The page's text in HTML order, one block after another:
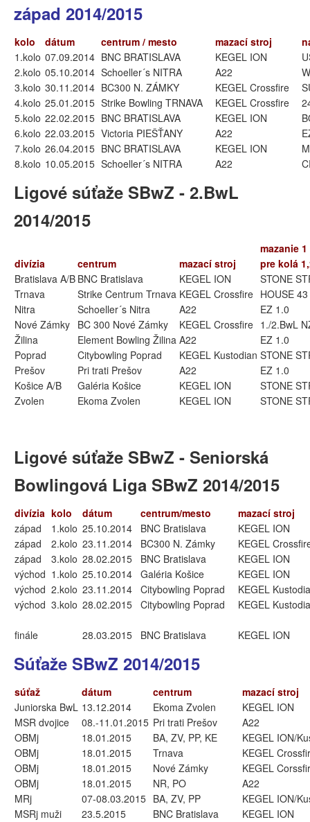
západ 2014/2015
kolo dátum centrum / mesto mazací stroj
1.kolo 07.09.2014 BNC BRATISLAVA KEGEL ION
2.kolo 05.10.2014 Schoeller´s NITRA A22
3.kolo 30.11.2014 BC300 N. ZÁMKY KEGEL Crossfire
4.kolo 25.01.2015 Strike Bowling TRNAVA KEGEL Crossfire
5.kolo 22.02.2015 BNC BRATISLAVA KEGEL ION
6.kolo 22.03.2015 Victoria PIEŠŤANY A22
7.kolo 26.04.2015 BNC BRATISLAVA KEGEL ION
8.kolo 10.05.2015 Schoeller´s NITRA A22
Ligové súťaže SBwZ - 2.BwL
2014/2015
mazanie 1
divízia
centrum mazací stroj
pre kolá
Bratislava A/B BNC Bratislava KEGEL ION
STONE
Trnava
Strike Centrum Trnava KEGEL Crossfire HOUSE
Nitra
Schoeller´s Nitra A22
EZ 1.0
Nové Zámky BC 300 Nové Zámky KEGEL Crossfire 1./2.BwL
Žilina
Element Bowling Žilina A22
EZ 1.0
Poprad
Citybowling Poprad KEGEL Kustodian STONE
Prešov
Pri trati Prešov A22
EZ 1.0
Košice A/B
Galéria Košice KEGEL ION
STONE
Zvolen
Ekoma Zvolen KEGEL ION STONE
Ligové súťaže SBwZ - Seniorská
Bowlingová Liga SBwZ 2014/2015
divízia kolo dátum centrum/mesto
mazací stroj
západ
1.kolo 25.10.2014 BNC Bratislava
KEGEL ION
západ
2.kolo 23.11.2014 BC300 N. Zámky
KEGEL
západ
3.kolo 28.02.2015 BNC Bratislava
KEGEL ION
východ 1.kolo 25.10.2014 Galéria Košice
KEGEL ION
východ 2.kolo 23.11.2014 Citybowling Poprad
KEGEL
východ 3.kolo 28.02.2015 Citybowling Poprad KEGEL
finále 28.03.2015 BNC Bratislava KEGEL ION
Súťaže SBwZ 2014/2015
súťaž dátum centrum
mazací stroj
Juniorska BwL 13.12.2014 Ekoma Zvolen
KEGEL ION
MSR dvojice
08.-11.01.2015 Pri trati Prešov
A22
OBMj
18.01.2015 BA, ZV, PP, KE
KEGEL ION/
OBMj
18.01.2015 Trnava
KEGEL
OBMj
18.01.2015 Nové Zámky
KEGEL
OBMj
18.01.2015 NR, PO
A22
MRj
07-08.03.2015 BA, ZV, PP
KEGEL ION/
MSRj muži
23.5.2015 BNC Bratislava
KEGEL ION